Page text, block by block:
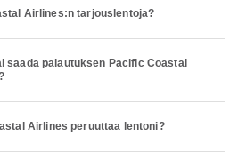
Airlines:n tarjouslentoja?
saada palautuksen Pacific Coastal
Airlines peruuttaa lentoni?